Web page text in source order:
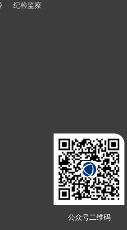
纪检监察
公众号二维码